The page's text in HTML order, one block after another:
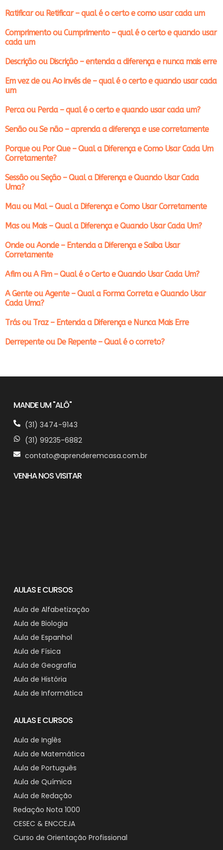
Ratificar ou Retificar – qual é o certo e como usar cada um
Comprimento ou Cumprimento – qual é o certo e quando usar
cada um
Descrição ou Discrição – entenda a diferença e nunca mais erre
Em vez de ou Ao invés de – qual é o certo e quando usar cada
um
Perca ou Perda – qual é o certo e quando usar cada um?
Senão ou Se não – aprenda a diferença e use corretamente
Porque ou Por Que – Qual a Diferença e Como Usar Cada Um
Corretamente?
Sessão ou Seção – Qual a Diferença e Quando Usar Cada
Uma?
Mau ou Mal – Qual a Diferença e Como Usar Corretamente
Mas ou Mais – Qual a Diferença e Quando Usar Cada Um?
Onde ou Aonde – Entenda a Diferença e Saiba Usar
Corretamente
Afim ou A Fim – Qual é o Certo e Quando Usar Cada Um?
A Gente ou Agente – Qual a Forma Correta e Quando Usar
Cada Uma?
Trás ou Traz – Entenda a Diferença e Nunca Mais Erre
Derrepente ou De Repente – Qual é o correto?
MANDE UM "ALÔ"
(31) 3474-9143
(31) 99235-6882
contato@aprenderemcasa.com.br
VENHA NOS VISITAR
AULAS E CURSOS
Aula de Alfabetização
Aula de Biologia
Aula de Espanhol
Aula de Física
Aula de Geografia
Aula de História
Aula de Informática
AULAS E CURSOS
Aula de Inglês
Aula de Matemática
Aula de Português
Aula de Química
Aula de Redação
Redação Nota 1000
CESEC & ENCCEJA
Curso de Orientação Profissional